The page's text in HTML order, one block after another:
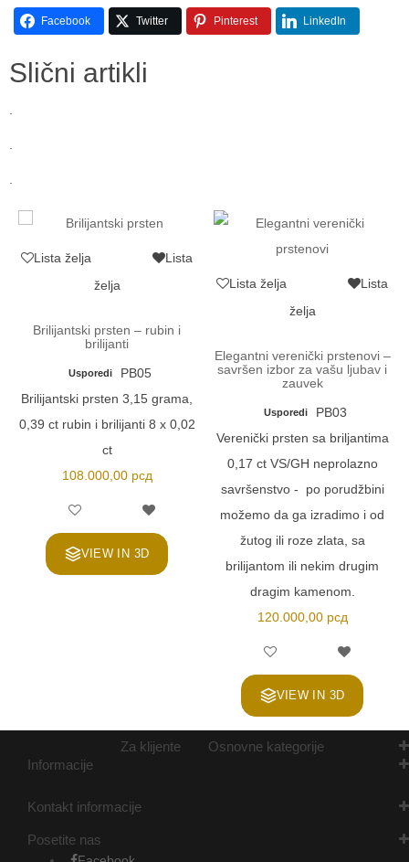
Facebook Twitter Pinterest LinkedIn
Slični artikli
.
.
.
Lista želja
Lista
želja
Brilijantski prsten – rubin i
brilijanti
Usporedi
PB05
Brilijantski prsten 3,15 grama,
0,39 ct rubin i brilijanti 8 x 0,02
ct
108.000,00 рсд
VIEW IN 3D
Lista želja
Lista
želja
Elegantni verenički prstenovi –
savršen izbor za vašu ljubav i
zauvek
Usporedi
PB03
Verenički prsten sa briljantima
0,17 ct VS/GH neprolazno
savršenstvo - po porudžbini
možemo da ga izradimo i od
žutog ili roze zlata, sa
brilijantom ili nekim drugim
dragim kamenom.
120.000,00 рсд
VIEW IN 3D
Informacije
Za klijente Osnovne kategorije
Kontakt informacije
Posetite nas